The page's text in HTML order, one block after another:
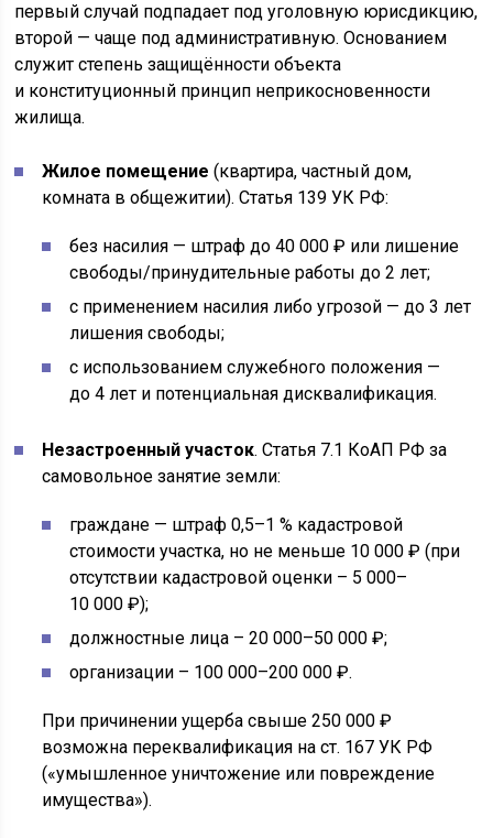
первый случай подпадает под уголовную юрисдикцию,
второй — чаще под административную. Основанием
служит степень защищённости объекта
и конституционный принцип неприкосновенности
жилища.
Жилое помещение (квартира, частный дом,
комната в общежитии). Статья 139 УК РФ:
без насилия — штраф до 40 000 ₽ или лишение
свободы/принудительные работы до 2 лет;
с применением насилия либо угрозой — до 3 лет
лишения свободы;
с использованием служебного положения —
до 4 лет и потенциальная дисквалификация.
Незастроенный участок. Статья 7.1 КоАП РФ за
самовольное занятие земли:
граждане — штраф 0,5–1 % кадастровой
стоимости участка, но не меньше 10 000 ₽ (при
отсутствии кадастровой оценки – 5 000–
10 000 ₽);
должностные лица – 20 000–50 000 ₽;
организации – 100 000–200 000 ₽.
При причинении ущерба свыше 250 000 ₽
возможна переквалификация на ст. 167 УК РФ
(«умышленное уничтожение или повреждение
имущества»).